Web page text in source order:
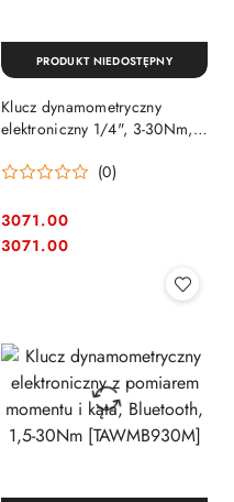
Klucz dynamometryczny
elektroniczny 1/4", 3-30Nm, z
głowicą, Bahco [IZO-D-30]
(0)
Cena:
3071.00
Cena:
3071.00
PRODUKT NIEDOSTĘPNY